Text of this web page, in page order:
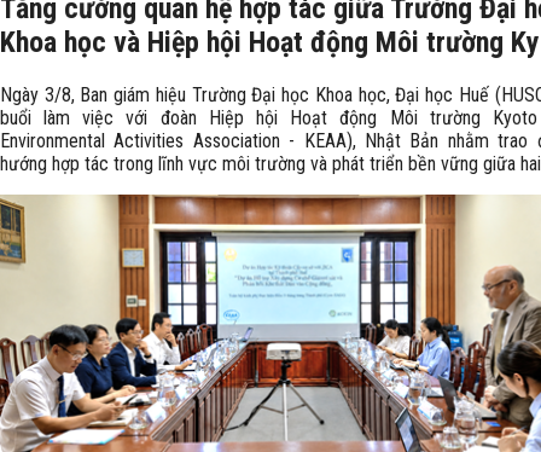
Tăng cường quan hệ hợp tác giữa Trường Đại
Khoa học và Hiệp hội Hoạt động Môi trường
Ngày 3/8, Ban giám hiệu Trường Đại học Khoa học, Đại học Huế
buổi làm việc với đoàn Hiệp hội Hoạt động Môi trường
Environmental Activities Association - KEAA), Nhật Bản nhằm trao
hướng hợp tác trong lĩnh vực môi trường và phát triển bền vững giữa